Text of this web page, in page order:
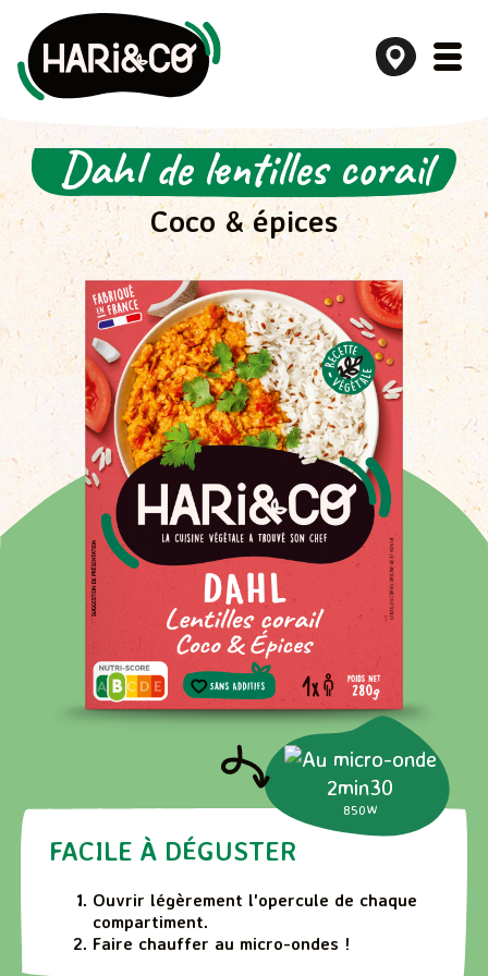
Aller
contenuDahl de lentilles corail
Coco & épices
FACILE À DÉGUSTER
Ouvrir légèrement l'opercule de chaque
compartiment.
Faire chauffer au micro-ondes !
2min30
850W